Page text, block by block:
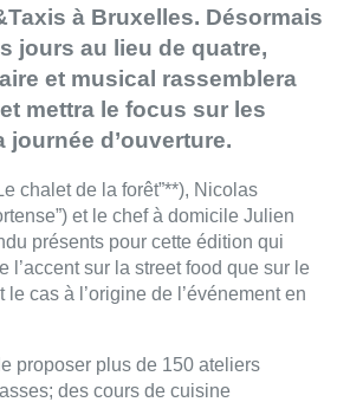
à Bruxelles. Désormais
jours au lieu de quatre,
et musical rassemblera
mettra le focus sur les
journée d’ouverture.
chalet de la forêt”**), Nicolas
et le chef à domicile Julien
présents pour cette édition qui
l’accent sur la street food que sur le
le cas à l’origine de l’événement en
proposer plus de 150 ateliers
des cours de cuisine